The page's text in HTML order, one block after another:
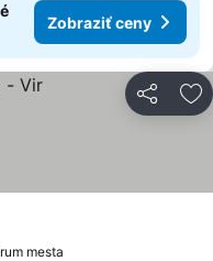
Zobraziť ceny
Zdieľať
mesta